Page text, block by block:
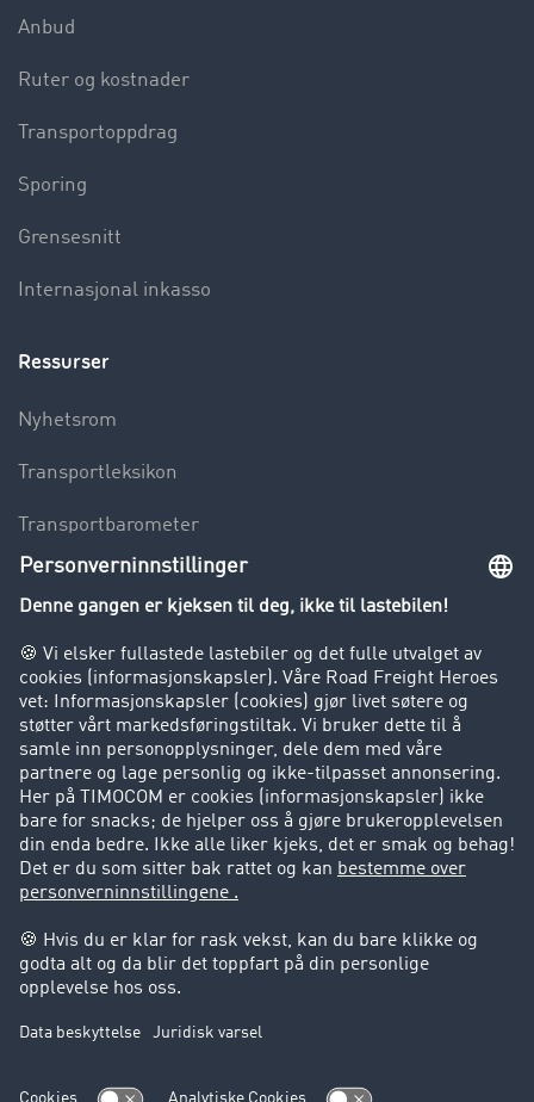
Anbud
Ruter og kostnader
Transportoppdrag
Sporing
Grensesnitt
Internasjonal inkasso
Ressurser
Nyhetsrom
Transportleksikon
Transportbarometer
Innsyn i fraktbørsen
Bedriften
Kunder verver kunder
Suksesshistorier
Kundestøtte
Kundestøtte
Juridisk informasjon
Impressum
Forretningsbetingelser